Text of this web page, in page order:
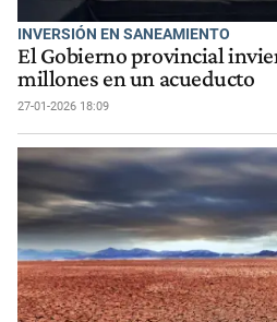
INVERSIÓN EN SANEAMIENTO
El Gobierno provincial
millones en un acueducto
27-01-2026 18:09